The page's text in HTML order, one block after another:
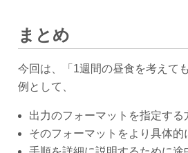
まとめ
今回は、「1週間の昼食を考えて
例として、
出力のフォーマットを指定する
そのフォーマットをより具体的